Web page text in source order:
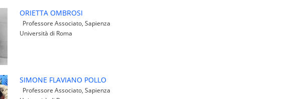
ORIETTA OMBROSI
Professore Associato, Sapienza
Università di Roma
SIMONE FLAVIANO POLLO
Professore Associato, Sapienza